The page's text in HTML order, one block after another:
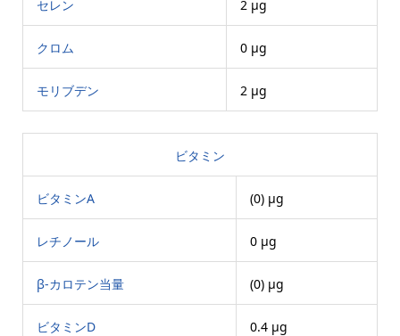
セレン 2 μg
クロム 0 μg
モリブデン 2 μg
ビタミン
ビタミンA (0) μg
レチノール 0 μg
β-カロテン当量 (0) μg
ビタミンD 0.4 μg